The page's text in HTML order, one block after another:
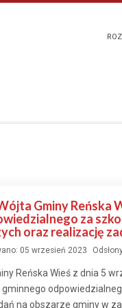
Gminy Reńska
za
oraz realizację
05 wrzesień 2023
Reńska Wieś z dnia 5
na obszarze gminy w